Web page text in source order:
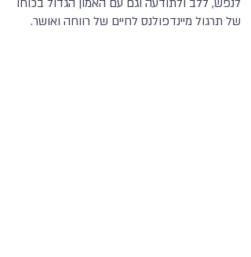
לנפש, ללב ולתודעה וגם עם האמון הגדול בכוחו
של תרגול מיינדפולנס לחיים של רווחה ואושר.